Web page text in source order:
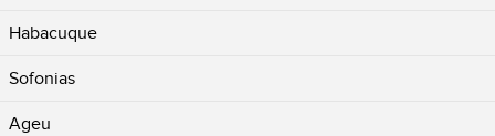
Habacuque
Sofonias
Ageu